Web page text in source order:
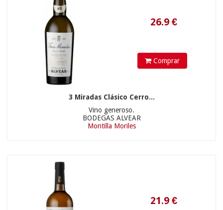
Comprar
3 Miradas Clásico Cerro...
Vino generoso.
BODEGAS ALVEAR
Montilla Moriles